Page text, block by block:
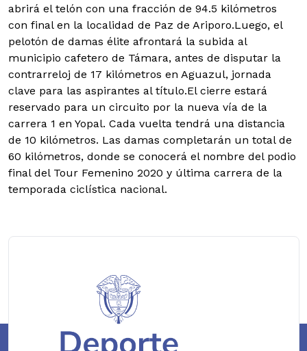
abrirá el telón con una fracción de 94.5 kilómetros
con final en la localidad de Paz de Ariporo.Luego, el
pelotón de damas élite afrontará la subida al
municipio cafetero de Támara, antes de disputar la
contrarreloj de 17 kilómetros en Aguazul, jornada
clave para las aspirantes al título.El cierre estará
reservado para un circuito por la nueva vía de la
carrera 1 en Yopal. Cada vuelta tendrá una distancia
de 10 kilómetros. Las damas completarán un total de
60 kilómetros, donde se conocerá el nombre del podio
final del Tour Femenino 2020 y última carrera de la
temporada ciclística nacional.